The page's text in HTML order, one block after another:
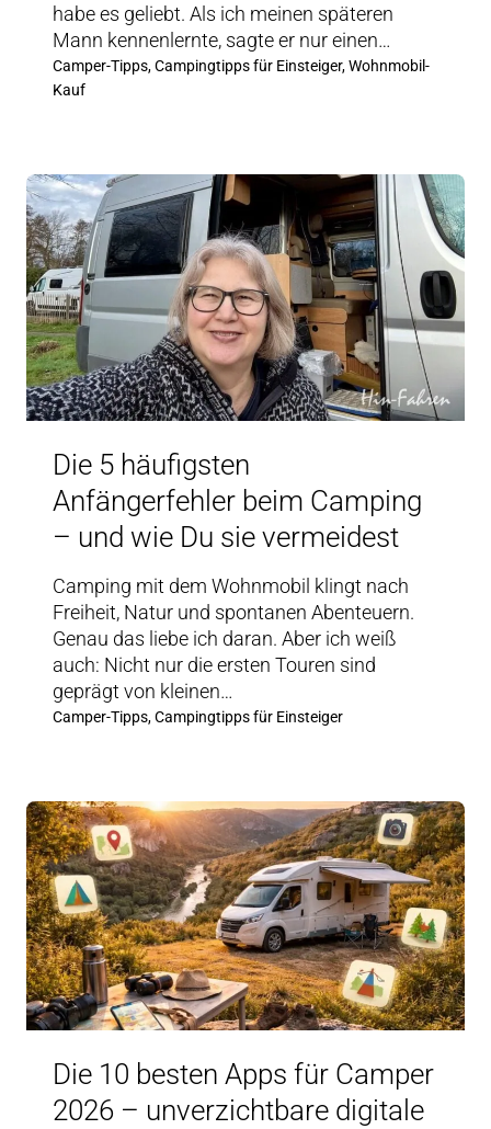
habe es geliebt. Als ich meinen späteren
Mann kennenlernte, sagte er nur einen…
Camper-Tipps, Campingtipps für Einsteiger, Wohnmobil-
Kauf
Die 5 häufigsten
Anfängerfehler beim Camping
– und wie Du sie vermeidest
Camping mit dem Wohnmobil klingt nach
Freiheit, Natur und spontanen Abenteuern.
Genau das liebe ich daran. Aber ich weiß
auch: Nicht nur die ersten Touren sind
geprägt von kleinen…
Camper-Tipps, Campingtipps für Einsteiger
Die 10 besten Apps für Camper
2026 – unverzichtbare digitale